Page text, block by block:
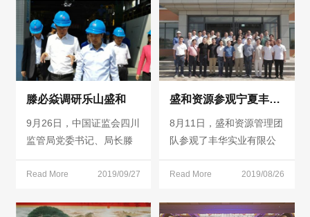
士提名，成都矿产资源综
合利用研究所所长、盛和
资源董事长胡泽松出任联
盟理事会常务理事。
滕必焱调研乐山盛和
9月26日，中国证监会四川
监管局党委书记、局长滕
必焱在乐山调研期间，在
四川证监局副局长蔡英、
人的陪同下，考察了乐山
Read More 2019/09/27
盛和资源参观宁夏丰华实业有限公司
8月11日，盛和资源管理团
队参观了丰华实业有限公
司。盛和资源董事长兼总
经理胡泽松，副董事长唐
责人参与了此次活动。丰
Read More 2019/08/26